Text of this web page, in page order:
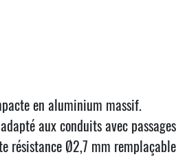
en aluminium massif.
aux conduits avec
résistance Ø2,7 mm